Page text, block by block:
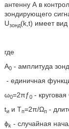
антенну А в
зондирующего
Uзонд(k,t) имеет вид
где
A0- амплитуда
- единичная
ω0=2πƒ0- круговая
tии Тп=2π/Ωп-
ϕk - случайная